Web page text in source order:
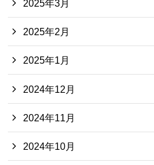
2025年3月
2025年2月
2025年1月
2024年12月
2024年11月
2024年10月